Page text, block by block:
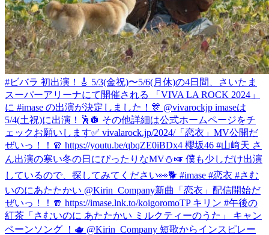
#ビバラ 初出演！🎸 5/3(金祝)〜5/6(月休)の4日間、さいたま
スーパーアリーナにて開催される 「VIVA LA ROCK 2024」
に #imase の出演が決定しました！🎊 @vivarockjp imaseは
5/4(土祝)に出演！🕺🪩 その他詳細は公式ホームページをチ
ェックお願いします✅ vivalarock.jp/2024/「恋衣」MV公開だ
ぜいっ！！🧣 https://youtu.be/qbqZE0iBDx4 櫻坂46 #山﨑天 さ
ん出演の寒い冬の日にぴったりなMV⛄️🎺 僕も少しだけ出演
しているので、探してみてください👀🐕 #imase #恋衣 #さむ
いのにあたたかい @Kirin_Company新曲「恋衣」配信開始だ
ぜいっ！！🧣 https://imase.lnk.to/koigoromoTP キリン #午後の
紅茶「さむいのに あたたかい ミルクティーのうた」 キャン
ペーンソング ！🫖 @Kirin_Company 短歌からインスピレー